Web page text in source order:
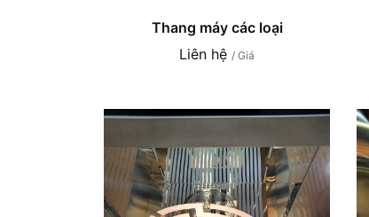
Thang máy các loại
Liên hệ / Giá